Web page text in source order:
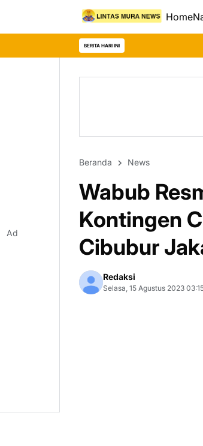
Home
BERITA HARI INI Apel Siaga
Beranda News
Wabub
Kontingen
Cibubur
Redaksi
Selasa, 15 Agustus 2023
Ad